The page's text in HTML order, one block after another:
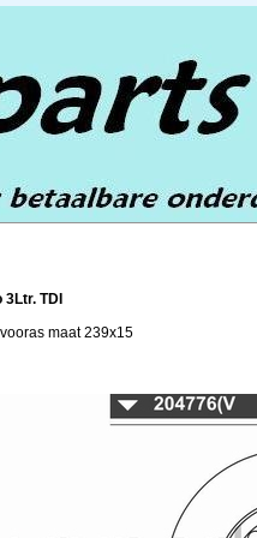
TDI
maat 239x15